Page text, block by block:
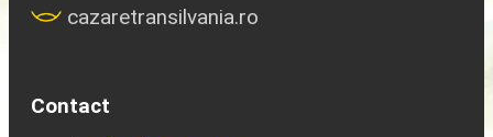
cazaretransilvania.ro
Contact